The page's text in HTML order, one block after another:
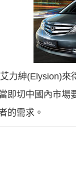
力紳(Elysion)
即切中國內市
的需求。